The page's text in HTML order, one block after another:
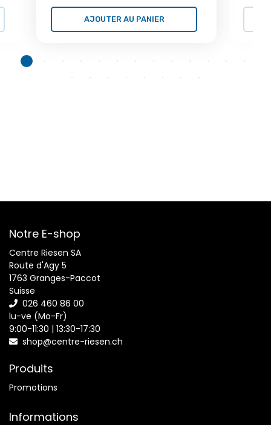
AJOUTER AU PANIER
Notre E-shop
Centre Riesen SA
Route d'Agy 5
1763 Granges-Paccot
Suisse
026 460 86 00
lu-ve (Mo-Fr)
9:00-11:30 | 13:30-17:30
shop@centre-riesen.ch
Produits
Promotions
Informations